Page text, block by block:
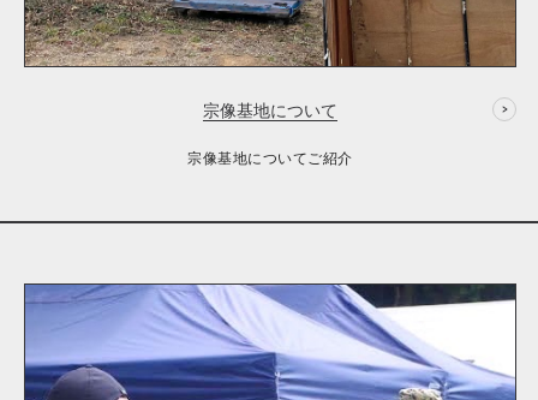
宗像基地について
宗像基地についてご紹介